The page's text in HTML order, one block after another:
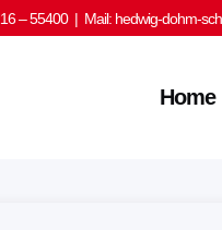
– 55400 | Mail: hedwig-dohm-
Home